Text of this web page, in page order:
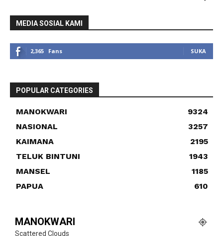
MEDIA SOSIAL KAMI
2,365 Fans SUKA
POPULAR CATEGORIES
MANOKWARI
9324
NASIONAL
3257
KAIMANA
2195
TELUK BINTUNI
1943
MANSEL
1185
PAPUA
610
MANOKWARI
Scattered Clouds